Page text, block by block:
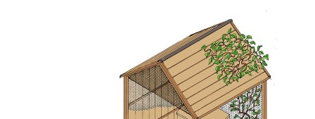
NOCCIOLA DI CALABRIA